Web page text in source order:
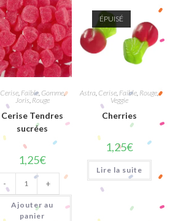
Cerise, Faible, Gomme,
Joris Rouge
Cerise Tendres
sucrées
1,25€
quantité
de
Cerise
Tendres
sucrées
- +
Ajouter au
panier
ÉPUISÉ
Astra Cerise Faible Rouge,
Veggie
Cherries
1,25€
Lire la suite